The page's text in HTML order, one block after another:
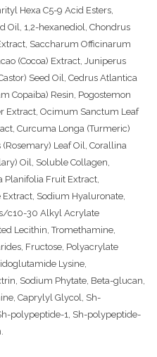
Hexa C5-9 Acid Esters,
Oil, 1,2-hexanediol, Chondrus
Saccharum Officinarum
(Cocoa) Extract, Juniperus
Seed Oil, Cedrus Atlantica
Copaiba) Resin, Pogostemon
Extract, Ocimum Sanctum Leaf
Curcuma Longa (Turmeric)
Leaf Oil, Corallina
Oil, Soluble Collagen,
Planifolia Fruit Extract,
Sodium Hyaluronate,
c10-30 Alkyl Acrylate
Lecithin, Tromethamine,
Fructose, Polyacrylate
Lysine,
Sodium Phytate, Beta-glucan,
Caprylyl Glycol, Sh-
polypeptide-1, Sh-polypeptide-